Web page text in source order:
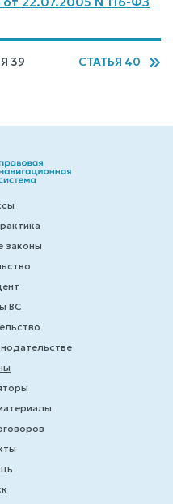
39 СТАТЬЯ 40
законы
ВС